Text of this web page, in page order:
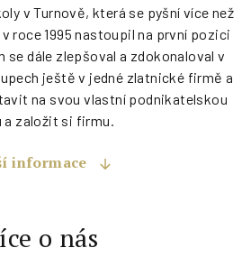
v Turnově, která se pyšní více než
roce 1995 nastoupil na první pozici
se dále zlepšoval a zdokonaloval v
ještě v jedné zlatnické firmě a
na svou vlastní podnikatelskou
a založit si firmu.
informace
o nás